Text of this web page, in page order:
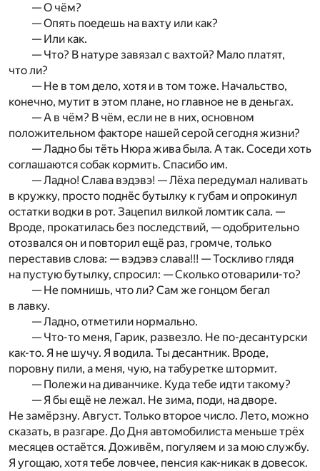
— О чём?
— Опять поедешь на вахту или как?
— Или как.
— Что? В натуре завязал с вахтой? Мало платят,
что ли?
— Не в том дело, хотя и в том тоже. Начальство,
конечно, мутит в этом плане, но главное не в деньгах.
— А в чём? В чём, если не в них, основном
положительном факторе нашей серой сегодня жизни?
— Ладно бы тёть Нюра жива была. А так. Соседи хоть
соглашаются собак кормить. Спасибо им.
— Ладно! Слава вэдэвэ! — Лёха передумал наливать
в кружку, просто поднёс бутылку к губам и опрокинул
остатки водки в рот. Зацепил вилкой ломтик сала. —
Вроде, прокатилась без последствий, — одобрительно
отозвался он и повторил ещё раз, громче, только
переставив слова: — вэдэвэ слава!!! — Тоскливо глядя
на пустую бутылку, спросил: — Сколько отоварили-то?
— Не помнишь, что ли? Сам же гонцом бегал
в лавку.
— Ладно, отметили нормально.
— Что-то меня, Гарик, развезло. Не по-десантурски
как-то. Я не шучу. Я водила. Ты десантник. Вроде,
поровну пили, а меня, чую, на табуретке штормит.
— Полежи на диванчике. Куда тебе идти такому?
— Я бы ещё не лежал. Не зима, поди, на дворе.
Не замёрзну. Август. Только второе число. Лето, можно
сказать, в разгаре. До Дня автомобилиста меньше трёх
месяцев остаётся. Доживём, погуляем и за мою службу.
Я угощаю, хотя тебе ловчее, пенсия как-никак в довесок.